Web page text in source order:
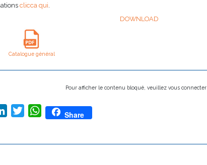
clicca qui.
DOWNLOAD
Catalogue général
Pour afficher le contenu bloqué, veuillez vous connecter
LinkedInTwitterWhatsApp
Share